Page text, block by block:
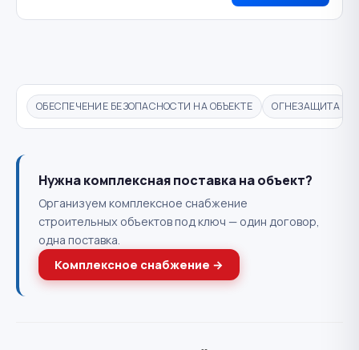
ОБЕСПЕЧЕНИЕ БЕЗОПАСНОСТИ НА ОБЪЕКТЕ ОГНЕЗАЩИТА
Нужна комплексная поставка на объект?
Организуем комплексное снабжение
строительных объектов под ключ — один договор,
одна поставка.
Комплексное снабжение →